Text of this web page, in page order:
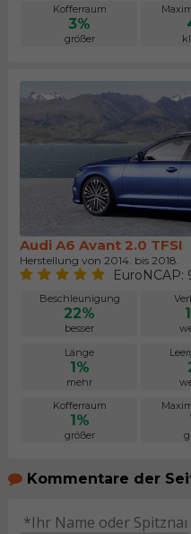
Kofferraum
3%
größer
Audi A6 Avant 2.0 TFSI
Herstellung von 2014. bis 2018.
EuroNCAP:
Beschleunigung
22%
besser
Länge
1%
mehr
Kofferraum
1%
größer
Kommentare der